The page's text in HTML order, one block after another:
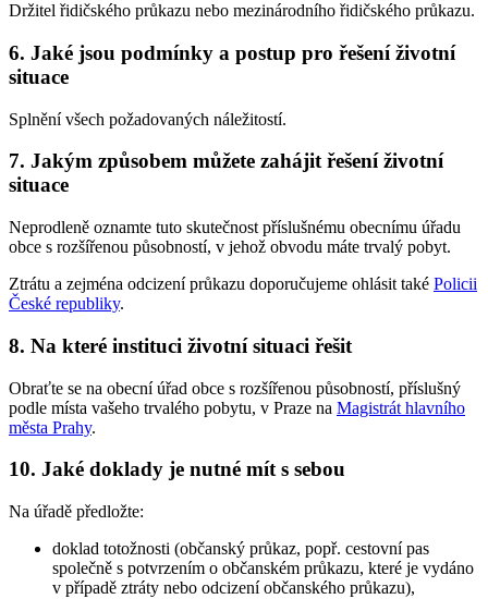
Držitel řidičského průkazu nebo mezinárodního řidičského průkazu.
6. Jaké jsou podmínky a postup pro řešení životní
situace
Splnění všech požadovaných náležitostí.
7. Jakým způsobem můžete zahájit řešení životní
situace
Neprodleně oznamte tuto skutečnost příslušnému obecnímu úřadu
obce s rozšířenou působností, v jehož obvodu máte trvalý pobyt.
Ztrátu a zejména odcizení průkazu doporučujeme ohlásit také Policii
České republiky.
8. Na které instituci životní situaci řešit
Obraťte se na obecní úřad obce s rozšířenou působností, příslušný
podle místa vašeho trvalého pobytu, v Praze na Magistrát hlavního
města Prahy.
10. Jaké doklady je nutné mít s sebou
Na úřadě předložte:
doklad totožnosti (občanský průkaz, popř. cestovní pas
společně s potvrzením o občanském průkazu, které je vydáno
v případě ztráty nebo odcizení občanského průkazu),